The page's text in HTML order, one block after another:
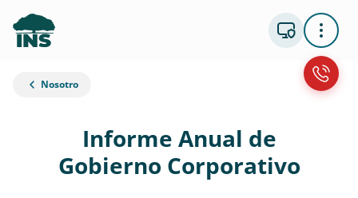
Nosotro
Informe Anual de
Gobierno Corporativo